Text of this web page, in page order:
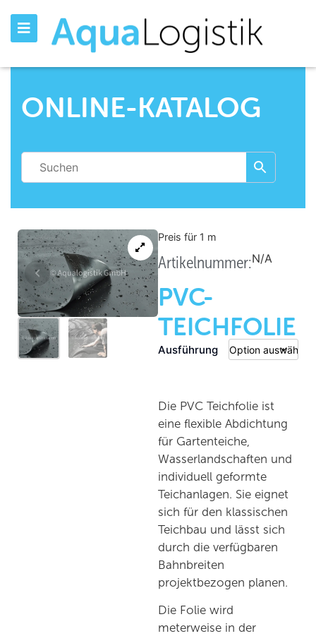
ONLINE-KATALOG
Preis für 1 m
Artikelnummer:N/A
PVC-
TEICHFOLIE
Ausführung
Die PVC Teichfolie ist
eine flexible Abdichtung
für Gartenteiche,
Wasserlandschaften und
individuell geformte
Teichanlagen. Sie eignet
sich für den klassischen
Teichbau und lässt sich
durch die verfügbaren
Bahnbreiten
projektbezogen planen.
Die Folie wird
meterweise in der